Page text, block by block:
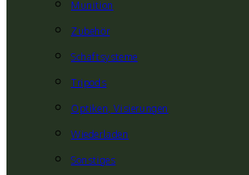
Munition
Zubehör
Schaftsysteme
Tripods
Optiken, Visierungen
Wiederladen
Sonstiges